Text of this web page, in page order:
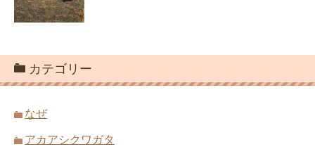
カテゴリー
なぜ
アカアシクワガタ